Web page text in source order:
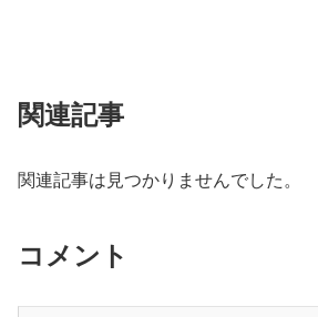
関連記事
関連記事は見つかりませんでした。
コメント